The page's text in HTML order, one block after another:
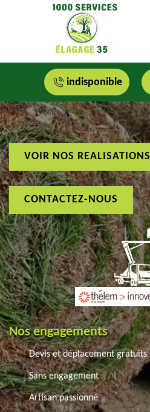
indisponible
VOIR NOS REALISATIONS
CONTACTEZ-NOUS
Nos engagements
Devis et déplacement gratuits
Sans engagement
Artisan passionné